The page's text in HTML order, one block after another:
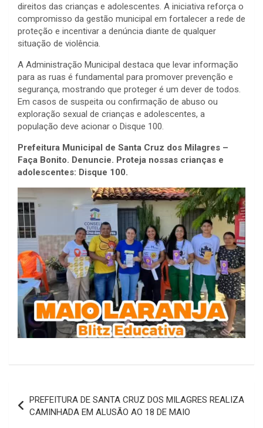
direitos das crianças e adolescentes. A iniciativa reforça o
compromisso da gestão municipal em fortalecer a rede de
proteção e incentivar a denúncia diante de qualquer
situação de violência.
A Administração Municipal destaca que levar informação
para as ruas é fundamental para promover prevenção e
segurança, mostrando que proteger é um dever de todos.
Em casos de suspeita ou confirmação de abuso ou
exploração sexual de crianças e adolescentes, a
população deve acionar o Disque 100.
Prefeitura Municipal de Santa Cruz dos Milagres –
Faça Bonito. Denuncie. Proteja nossas crianças e
adolescentes: Disque 100.
de
PREFEITURA DE SANTA CRUZ DOS MILAGRES REALIZA
CAMINHADA EM ALUSÃO AO 18 DE MAIO